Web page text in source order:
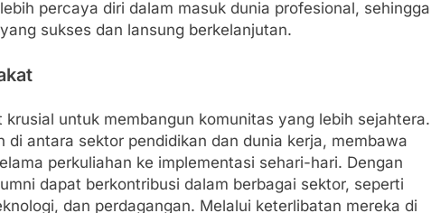
percaya diri dalam masuk dunia profesional, sehingga
sukses dan lansung berkelanjutan.
untuk membangun komunitas yang lebih sejahtera.
di antara sektor pendidikan dan dunia kerja, membawa
perkuliahan ke implementasi sehari-hari. Dengan
dapat berkontribusi dalam berbagai sektor, seperti
dan perdagangan. Melalui keterlibatan mereka di